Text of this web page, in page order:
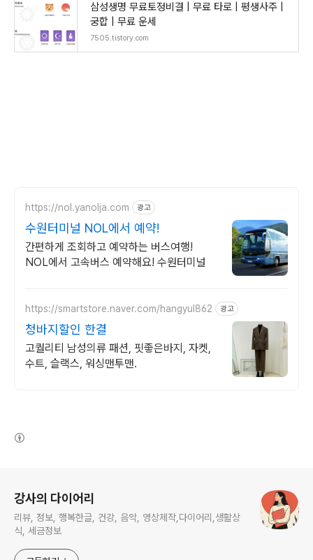
삼성생명 무료토정비결 | 무료 타로 | 평생사주 |
궁합 | 무료 운세
7505.tistory.com
https://nol.yanolja.com 광고
수원터미널 NOL에서 예약!
간편하게 조회하고 예약하는 버스여행!
NOL에서 고속버스 예약해요! 수원터미널
https://smartstore.naver.com/hangyul862 광고
청바지할인 한결
고퀄리티 남성의류 패션, 핏좋은바지, 자켓,
수트, 슬랙스, 워싱맨투맨.
강사의 다이어리
리뷰, 정보, 행복한글, 건강, 음악, 영상제작,다이어리,생활상
식, 세금정보